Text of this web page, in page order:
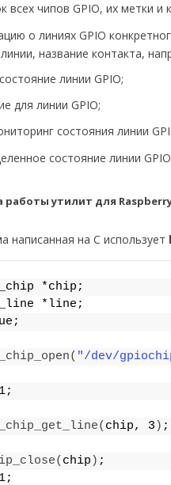
всех чипов GPIO, их метки и
о линиях GPIO
название контакта,
линии GPIO;
для линии GPIO;
состояния линии
состояние линии
утилит для Raspberry
на C использует
*chip;
*line;
( "/dev/
( chip, 3 ) ;
( chip ) ;